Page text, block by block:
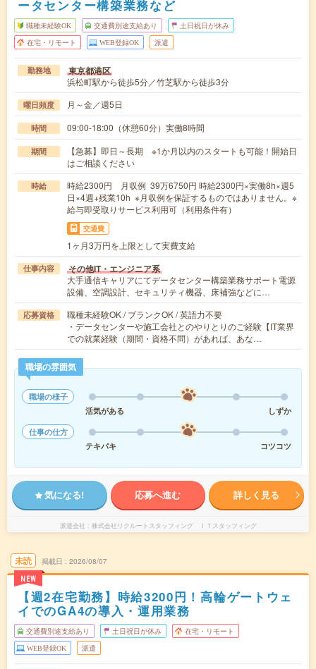
ータセンター構築業務など
職種未経験OK 交通費別途支給あり 土日祝日が休み
在宅・リモート WEB登録OK 派遣
勤務地 東京都港区
浜松町駅から徒歩5分／竹芝駅から徒歩3分
曜日頻度 月～金／週5日
時間 09:00-18:00（休憩60分）実働8時間
期間
【急募】即日～長期 ※1か月以内のスタートも可能！開始日
はご相談ください
時給
時給2300円 月収例 39万6750円 時給2300円×実働8h×週5
日×4週+残業10h ※月収例を保証するものではありません。※
給与即受取りサービス利用可（利用条件有）
交通費
1ヶ月3万円を上限として実費支給
仕事内容 その他IT・エンジニア系
大手通信キャリアにてデータセンター構築業務サポート電源
設備、空調設計、セキュリティ機器、床補強などに…
応募資格
職種未経験OK / ブランクOK / 英語力不要
・データセンターや施工会社とのやりとりのご経験【IT業界
での就業経験（期間・資格不問）があれば、あな…
職場の雰囲気
職場の様子
活気がある
しずか
仕事の仕方
テキパキ
コツコツ
気になる! 応募へ進む 詳しく見る
派遣会社 株式会社リクルートスタッフィング ＩＴスタッフィング
未読
NEW
掲載日 2026/08/07
【週2在宅勤務】時給3200円！高輪ゲートウェ
イでのGA4の導入・運用業務
交通費別途支給あり 土日祝日が休み 在宅・リモート
WEB登録OK 派遣